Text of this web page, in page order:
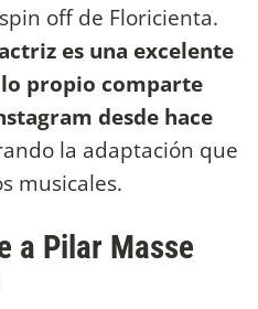
off de Floricienta.
es una excelente
propio comparte
desde hace
la adaptación que
musicales.
a Pilar Masse